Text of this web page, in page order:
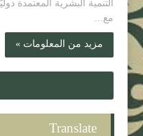
مع...
مزيد من المعلومات »
Translate